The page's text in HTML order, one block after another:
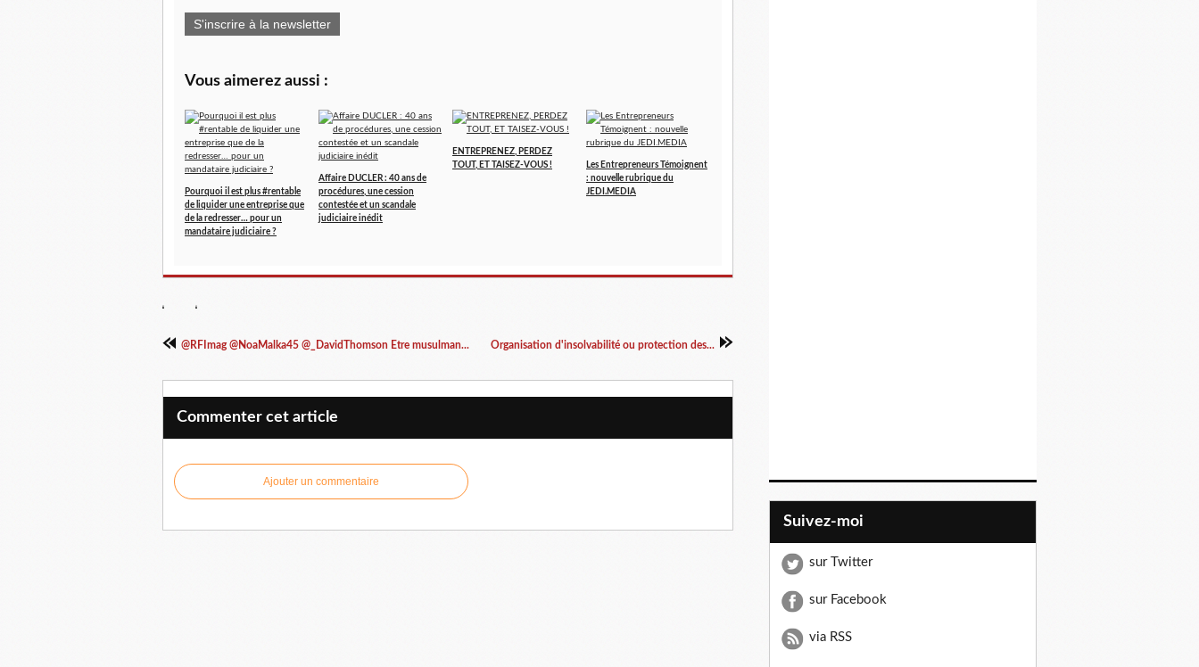
S'inscrire à la newsletter
Vous aimerez aussi :
Pourquoi il est plus #rentable
de liquider une entreprise que
de la redresser… pour un
mandataire judiciaire ?
Affaire DUCLER : 40 ans de
procédures, une cession
contestée et un scandale
judiciaire inédit
ENTREPRENEZ, PERDEZ
TOUT, ET TAISEZ-VOUS !
Les Entrepreneurs Témoignent
: nouvelle rubrique du
JEDI.MEDIA
@RFImag @NoaMalka45 @_DavidThomson Etre musulman... Organisation d'insolvabilité ou protection des...
Commenter cet article
Ajouter un commentaire
Suivez-moi
sur Twitter
sur Facebook
via RSS